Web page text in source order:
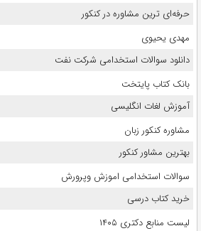
حرفه‌ای ترین مشاوره در کنکور
مهدی یحیوی
دانلود سوالات استخدامی شرکت نفت
بانک کتاب پایتخت
آموزش لغات انگلیسی
مشاوره کنکور زبان
بهترین مشاور کنکور
سوالات استخدامی اموزش وپرورش
خرید کتاب درسی
لیست منابع دکتری ۱۴۰۵